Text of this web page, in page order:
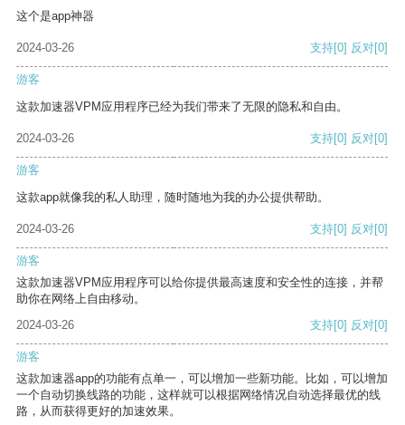
这个是app神器
2024-03-26 支持[0] 反对[0]
游客
这款加速器VPM应用程序已经为我们带来了无限的隐私和自由。
2024-03-26 支持[0] 反对[0]
游客
这款app就像我的私人助理，随时随地为我的办公提供帮助。
2024-03-26 支持[0] 反对[0]
游客
这款加速器VPM应用程序可以给你提供最高速度和安全性的连接，并帮
助你在网络上自由移动。
2024-03-26
支持[0] 反对[0]
游客
这款加速器app的功能有点单一，可以增加一些新功能。比如，可以增加
一个自动切换线路的功能，这样就可以根据网络情况自动选择最优的线
路，从而获得更好的加速效果。